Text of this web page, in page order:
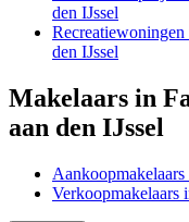
den IJssel
den IJssel
Makelaars in
aan den IJssel
Verkoopmakelaars